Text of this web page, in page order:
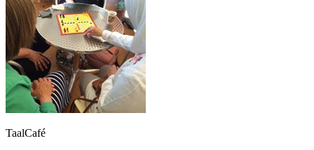
TaalCafé